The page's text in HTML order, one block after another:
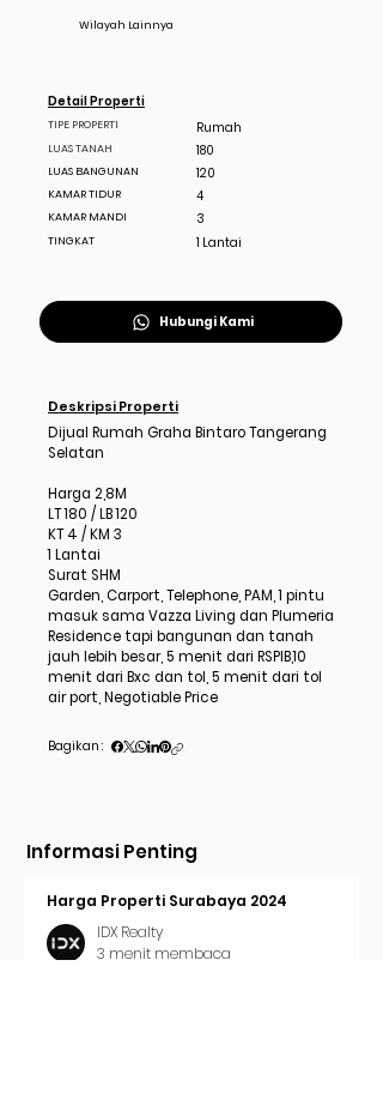
Wilayah Lainnya
Detail Properti
TIPE PROPERTI
LUAS TANAH
LUAS BANGUNAN
KAMAR TIDUR
KAMAR MANDI
TINGKAT
Rumah
180
120
4
3
1 Lantai
Hubungi Kami
Deskripsi Properti
Dijual Rumah Graha Bintaro Tangerang
Selatan
Harga 2,8M
LT 180 / LB 120
KT 4 / KM 3
1 Lantai
Surat SHM
Garden, Carport, Telephone, PAM, 1 pintu
masuk sama Vazza Living dan Plumeria
Residence tapi bangunan dan tanah
jauh lebih besar, 5 menit dari RSPIB,10
menit dari Bxc dan tol, 5 menit dari tol
air port, Negotiable Price
Bagikan :
Informasi Penting
Harga Properti Surabaya 2024
IDX Realty
3 menit membaca